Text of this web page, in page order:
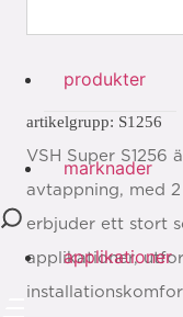
produkter
marknader
applikationer
artikelgrupp: S1256
VSH Super S1256
avtappning, med
erbjuder ett stort
applikationer,